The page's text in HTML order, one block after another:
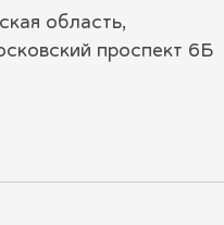
область,
проспект 6Б